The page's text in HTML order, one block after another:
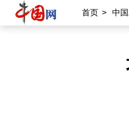
首页 > 中